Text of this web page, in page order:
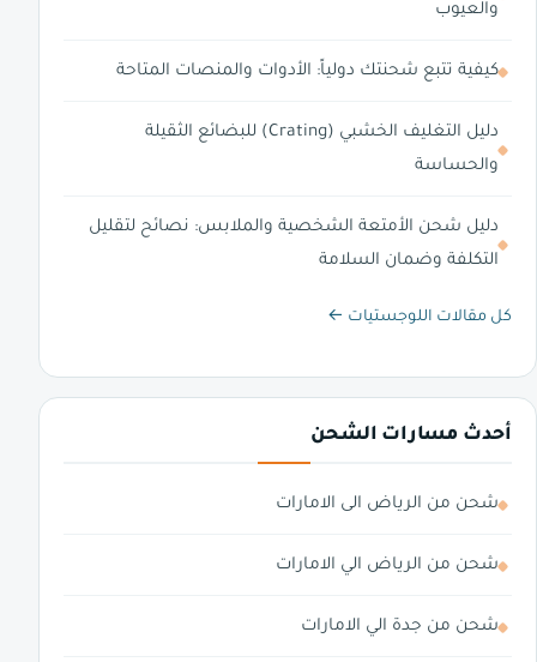
والعيوب
كيفية تتبع شحنتك دولياً: الأدوات والمنصات المتاحة
دليل التغليف الخشبي (Crating) للبضائع الثقيلة
والحساسة
دليل شحن الأمتعة الشخصية والملابس: نصائح لتقليل
التكلفة وضمان السلامة
كل مقالات اللوجستيات ←
أحدث مسارات الشحن
شحن من الرياض الى الامارات
شحن من الرياض الي الامارات
شحن من جدة الي الامارات